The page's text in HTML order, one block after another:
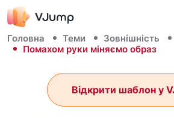
Головна Теми Зовнішність
Помахом руки міняємо образ
Відкрити шаблон у